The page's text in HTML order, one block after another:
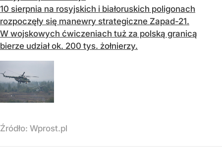
10 sierpnia na rosyjskich i białoruskich poligonach
rozpoczęły się manewry strategiczne Zapad-21.
W wojskowych ćwiczeniach tuż za polską granicą
bierze udział ok. 200 tys. żołnierzy.
Źródło: Wprost.pl